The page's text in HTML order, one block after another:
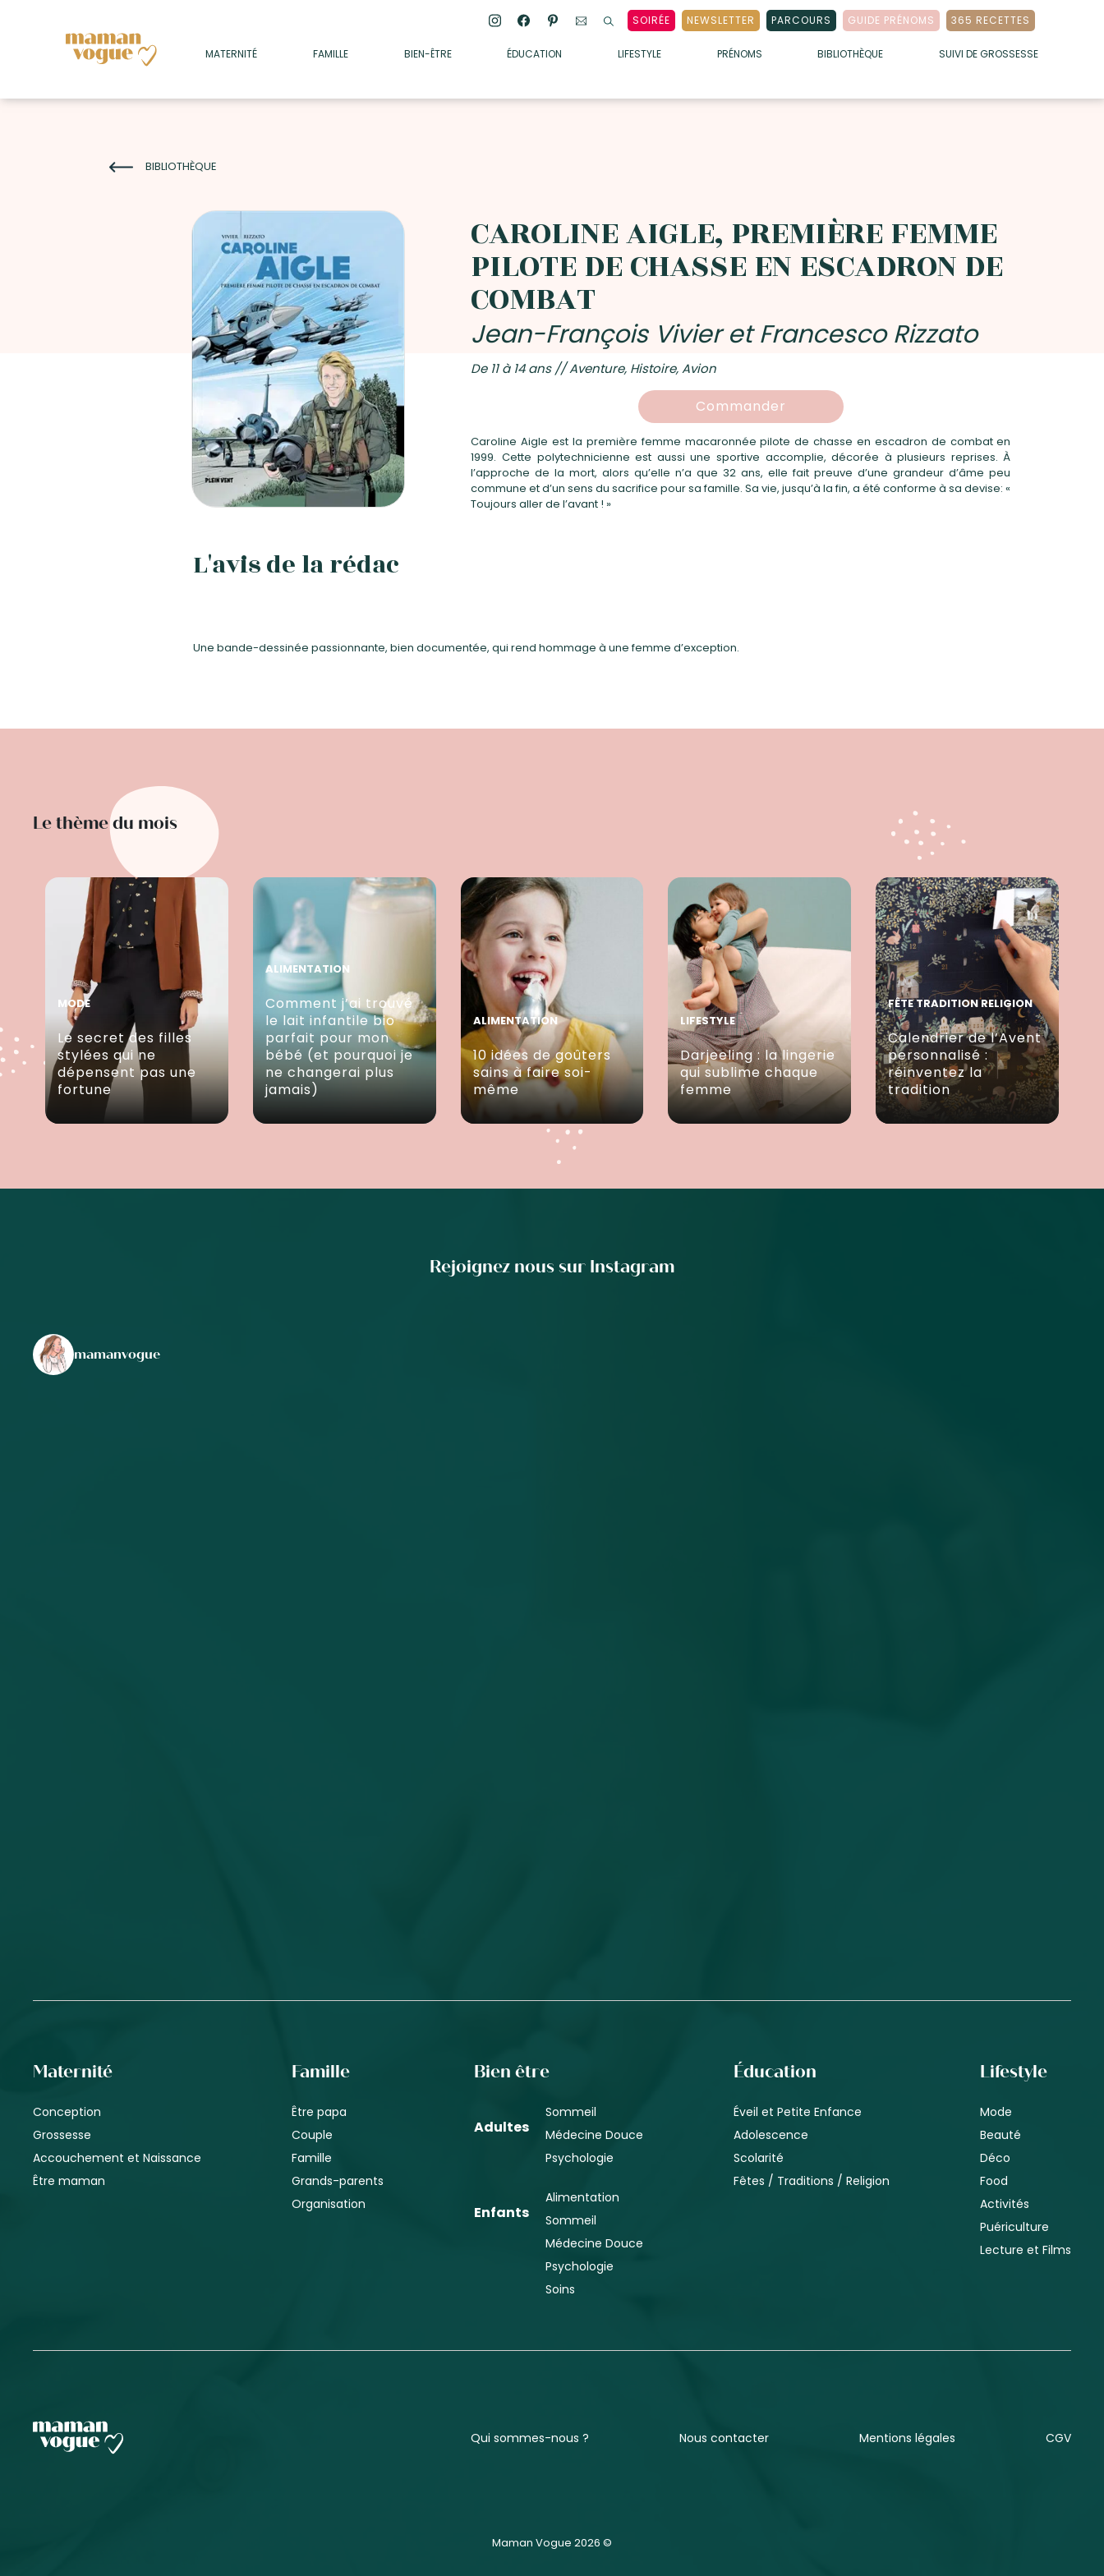
SOIRÉE NEWSLETTER PARCOURS GUIDE PRÉNOMS 365 RECETTES
MATERNITÉ FAMILLE BIEN-ÊTRE ÉDUCATION LIFESTYLE PRÉNOMS BIBLIOTHÈQUE SUIVI DE GROSSESSE
• SOINS
+
+
+
BIBLIOTHÈQUE
CAROLINE AIGLE, PREMIÈRE FEMME
PILOTE DE CHASSE EN ESCADRON DE
COMBAT
Jean-François Vivier et Francesco Rizzato
De 11 à 14 ans // Aventure, Histoire, Avion
Commander
Caroline Aigle est la première femme macaronnée pilote de chasse en escadron de combat en
1999. Cette polytechnicienne est aussi une sportive accomplie, décorée à plusieurs reprises. À
l’approche de la mort, alors qu’elle n’a que 32 ans, elle fait preuve d’une grandeur d’âme peu
commune et d’un sens du sacrifice pour sa famille. Sa vie, jusqu’à la fin, a été conforme à sa devise: «
Toujours aller de l’avant ! »
L'avis de la rédac
Une bande-dessinée passionnante, bien documentée, qui rend hommage à une femme d’exception.
Le thème du mois
MODE
Le secret des filles
stylées qui ne
dépensent pas une
fortune
ALIMENTATION
Comment j’ai trouvé
le lait infantile bio
parfait pour mon
bébé (et pourquoi je
ne changerai plus
jamais)
ALIMENTATION
10 idées de goûters
sains à faire soi-
même
LIFESTYLE
Darjeeling : la lingerie
qui sublime chaque
femme
FÊTE TRADITION RELIGION
Calendrier de l’Avent
personnalisé :
réinventez la
tradition
Rejoignez nous sur Instagram
mamanvogue
Maternité
Conception
Grossesse
Accouchement et Naissance
Être maman
Famille
Être papa
Couple
Famille
Grands-parents
Organisation
Bien être
Adultes
Sommeil
Médecine Douce
Psychologie
Enfants
Alimentation
Sommeil
Médecine Douce
Psychologie
Soins
Éducation
Éveil et Petite Enfance
Adolescence
Scolarité
Fêtes / Traditions / Religion
Lifestyle
Mode
Beauté
Déco
Food
Activités
Puériculture
Lecture et Films
Qui sommes-nous ? Nous contacter Mentions légales CGV
Maman Vogue 2026 ©